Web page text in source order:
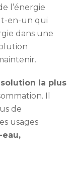
l’énergie
en-un qui
dans une
la plus
Il
de
usages